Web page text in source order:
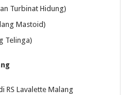
Turbinat Hidung)
Mastoid)
Telinga)
RS Lavalette Malang